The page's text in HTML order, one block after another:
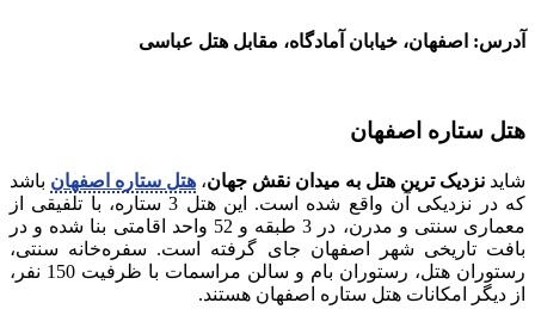
آدرس: اصفهان، خیابان آمادگاه، مقابل هتل عباسی
هتل ستاره اصفهان
شاید نزدیک‌ ترین هتل به میدان نقش جهان، هتل ستاره اصفهان باشد
که در نزدیکی آن واقع شده است. این هتل 3 ستاره، با تلفیقی از
معماری سنتی و مدرن، در 3 طبقه و 52 واحد اقامتی بنا شده و در
بافت تاریخی شهر اصفهان جای گرفته است. سفره‌خانه سنتی،
رستوران هتل، رستوران بام و سالن مراسمات با ظرفیت 150 نفر،
از دیگر امکانات هتل ستاره اصفهان هستند.